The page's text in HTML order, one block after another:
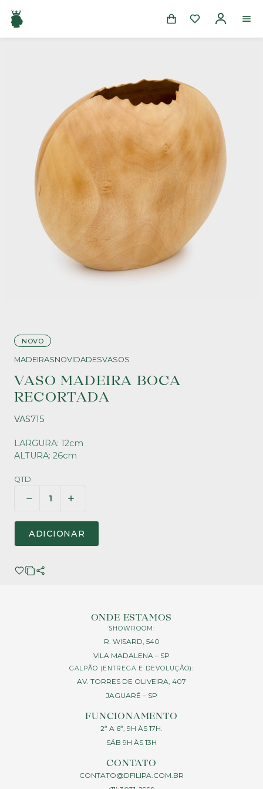
NOVO
MADEIRASNOVIDADESVASOS
VASO MADEIRA BOCA
RECORTADA
VAS715
LARGURA: 12cm
ALTURA: 26cm
QTD.
ADICIONAR
ONDE ESTAMOS
SHOWROOM:
R. WISARD, 540
VILA MADALENA – SP
GALPÃO (ENTREGA E DEVOLUÇÃO):
AV. TORRES DE OLIVEIRA, 407
JAGUARÉ – SP
FUNCIONAMENTO
2ª A 6ª, 9H ÀS 17H.
SÁB 9H ÀS 13H
CONTATO
CONTATO@DFILIPA.COM.BR